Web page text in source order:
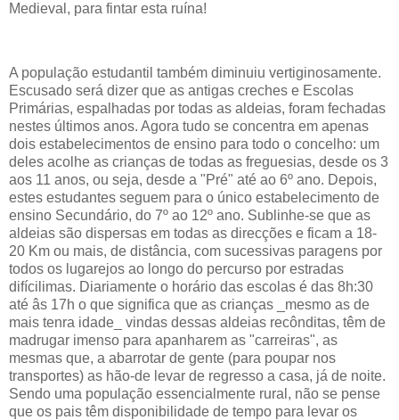
Medieval, para fintar esta ruína!
A população estudantil também diminuiu vertiginosamente.
Escusado será dizer que as antigas creches e Escolas
Primárias, espalhadas por todas as aldeias, foram fechadas
nestes últimos anos. Agora tudo se concentra em apenas
dois estabelecimentos de ensino para todo o concelho: um
deles acolhe as crianças de todas as freguesias, desde os 3
aos 11 anos, ou seja, desde a "Pré" até ao 6º ano. Depois,
estes estudantes seguem para o único estabelecimento de
ensino Secundário, do 7º ao 12º ano. Sublinhe-se que as
aldeias são dispersas em todas as direcções e ficam a 18-
20 Km ou mais, de distância, com sucessivas paragens por
todos os lugarejos ao longo do percurso por estradas
difícilimas. Diariamente o horário das escolas é das 8h:30
até âs 17h o que significa que as crianças _mesmo as de
mais tenra idade_ vindas dessas aldeias recônditas, têm de
madrugar imenso para apanharem as "carreiras", as
mesmas que, a abarrotar de gente (para poupar nos
transportes) as hão-de levar de regresso a casa, já de noite.
Sendo uma população essencialmente rural, não se pense
que os pais têm disponibilidade de tempo para levar os